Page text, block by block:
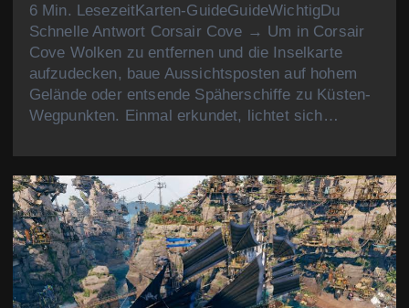
6 Min. LesezeitKarten-GuideGuideWichtigDu
Schnelle Antwort Corsair Cove → Um in Corsair
Cove Wolken zu entfernen und die Inselkarte
aufzudecken, baue Aussichtsposten auf hohem
Gelände oder entsende Späherschiffe zu Küsten-
Wegpunkten. Einmal erkundet, lichtet sich…